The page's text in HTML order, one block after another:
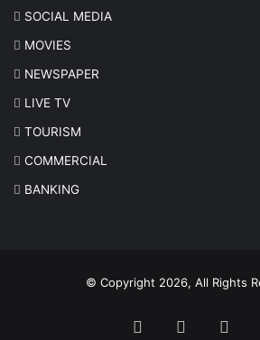
SOCIAL MEDIA
MOVIES
NEWSPAPER
LIVE TV
TOURISM
COMMERCIAL
BANKING
© Copyright 2026, All Rights
FacebookTwitter